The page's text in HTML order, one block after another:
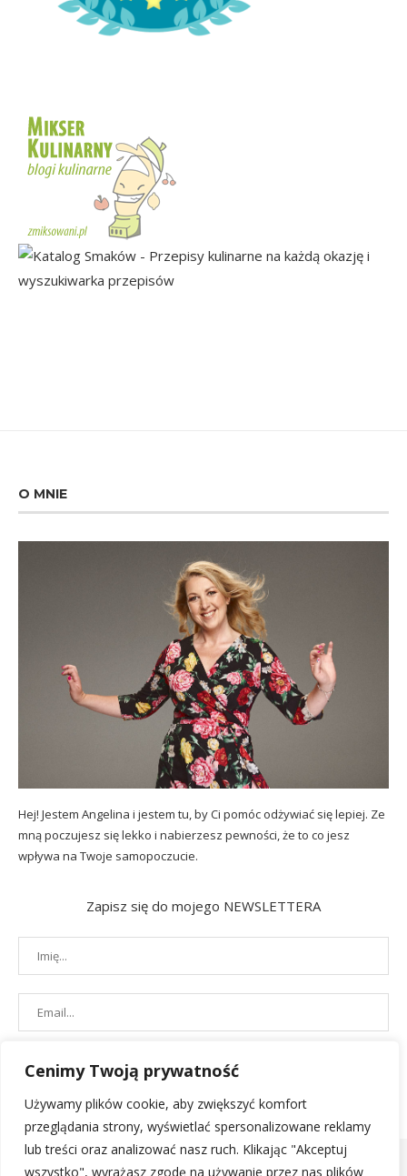
Cenimy Twoją prywatność
Używamy plików cookie, aby zwiększyć komfort
przeglądania strony, wyświetlać spersonalizowane reklamy
lub treści oraz analizować nasz ruch. Klikając "Akceptuj
wszystko", wyrażasz zgodę na używanie przez nas plików
O MNIE
Hej! Jestem Angelina i jestem tu, by Ci pomóc odżywiać się lepiej. Ze
mną poczujesz się lekko i nabierzesz pewności, że to co jesz
wpływa na Twoje samopoczucie.
Zapisz się do mojego NEWSLETTERA